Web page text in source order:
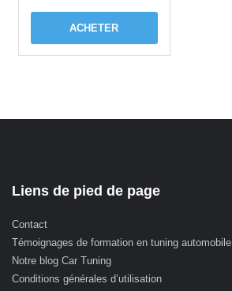
ACHETER
Liens de pied de page
Contact
Témoignages de formation en tuning automobile
Notre blog Car Tuning
Conditions générales d’utilisation